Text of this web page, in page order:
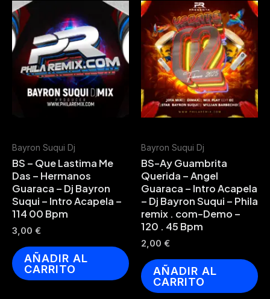
Bayron Suqui Dj
BS – Que Lastima Me
Das – Hermanos
Guaraca – Dj Bayron
Suqui – Intro Acapela –
114 00 Bpm
3,00 €
AÑADIR AL
CARRITO
Bayron Suqui Dj
BS-Ay Guambrita
Querida – Angel
Guaraca – Intro Acapela
– Dj Bayron Suqui – Phila
remix . com-Demo –
120 . 45 Bpm
2,00 €
AÑADIR AL
CARRITO